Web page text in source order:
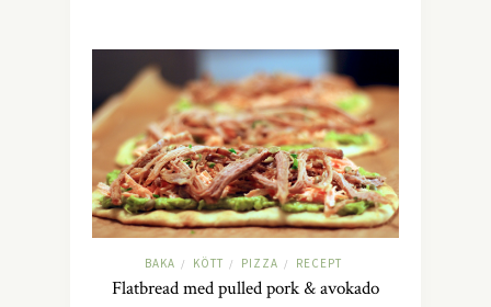
BAKA / KÖTT / PIZZA / RECEPT
Flatbread med pulled pork & avokado